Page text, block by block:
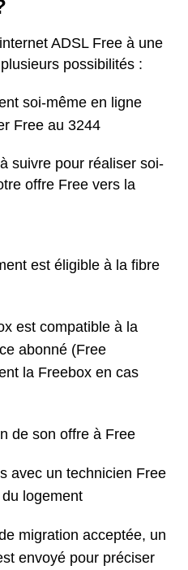
ADSL Free à une
possibilités :
soi-même en ligne
Free au 3244
suivre pour réaliser soi-
offre Free vers la
est éligible à la fibre
est compatible à la
abonné (Free
la Freebox en cas
de son offre à Free
avec un technicien Free
logement
migration acceptée, un
envoyé pour préciser